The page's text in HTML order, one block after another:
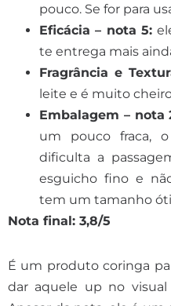
pouco. Se for para
Eficácia – nota 5:
te entrega mais
Fragrância e
leite e é muito
Embalagem – nota
um pouco fraca,
dificulta a
esguicho fino e
tem um tamanho
Nota final: 3,8/5
É um produto coringa
dar aquele up no